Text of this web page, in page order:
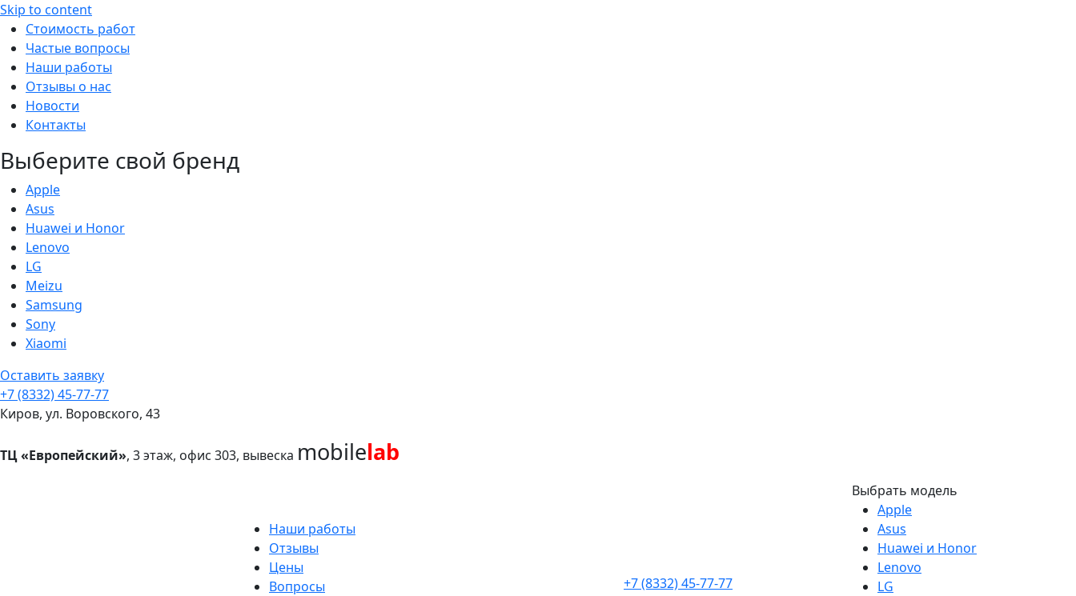
Skip to content
Стоимость работ
Частые вопросы
Наши работы
Отзывы о нас
Новости
Контакты
Выберите свой бренд
Apple
Asus
Huawei и Honor
Lenovo
LG
Meizu
Samsung
Sony
Xiaomi
Оставить заявку
+7 (8332) 45-77-77
Киров, ул. Воровского, 43
ТЦ «Европейский», 3 этаж, офис 303, вывеска mobilelab
Наши работы
Отзывы
Цены
Вопросы
+7 (8332) 45-77-77
Выбрать модель
Apple
Asus
Huawei и Honor
Lenovo
LG